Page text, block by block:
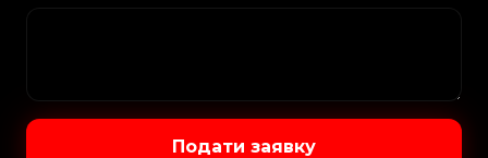
Подати заявку